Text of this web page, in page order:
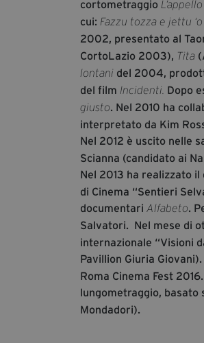
cortometraggio
cui: Fazzu tozza e jettu
2002, presentato al
CortoLazio 2003), Tita
lontani del 2004,
del film Incidenti. Dopo
giusto. Nel 2010 ha
interpretato da Kim
Nel 2012 è uscito nelle
Scianna (candidato ai
Nel 2013 ha realizzato
di Cinema “Sentieri
documentari Alfabeto.
Salvatori. Nel mese di
internazionale “Visioni
Pavillion Giuria
Roma Cinema Fest
lungometraggio, basato
Mondadori).